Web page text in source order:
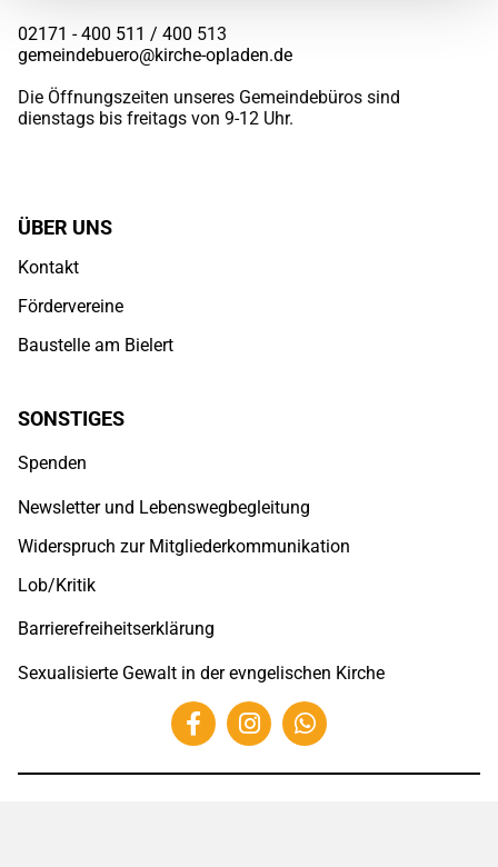
02171 - 400 511 / 400 513
gemeindebuero@kirche-opladen.de
Die Öffnungszeiten unseres Gemeindebüros sind
dienstags bis freitags von 9-12 Uhr.
ÜBER UNS
Kontakt
Fördervereine
Baustelle am Bielert
SONSTIGES
Spenden
Newsletter und Lebenswegbegleitung
Widerspruch zur Mitgliederkommunikation
Lob/Kritik
Barrierefreiheitserklärung
Sexualisierte Gewalt in der evngelischen Kirche